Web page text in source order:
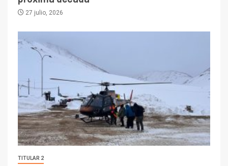
27 julio, 2026
TITULAR 2